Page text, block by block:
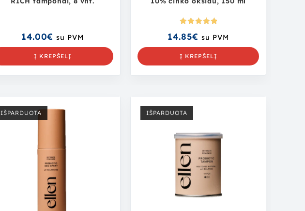
14.00€ su PVM
Į KREPŠELĮ
s: 5.00iš
14.85€ su PVM
Į KREPŠELĮ
IŠPARDUOTA IŠPARDUOTA